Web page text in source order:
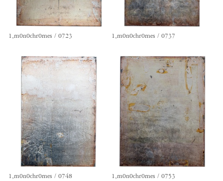
1,m0n0chr0mes / 0723 1,m0n0chr0mes / 0737
1,m0n0chr0mes / 0748 1,m0n0chr0mes / 0753